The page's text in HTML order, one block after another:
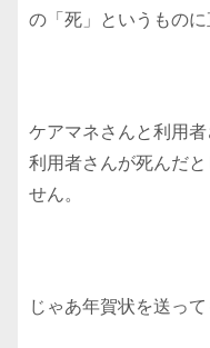
の「死」というものに
ケアマネさんと利用
利用者さんが死んだ
せん。
じゃあ年賀状を送っ